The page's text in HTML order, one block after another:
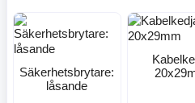
Säkerhetsbrytare:
låsande